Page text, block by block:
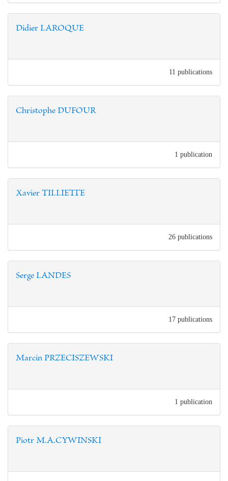
Didier LAROQUE
11 publications
Christophe DUFOUR
1 publication
Xavier TILLIETTE
26 publications
Serge LANDES
17 publications
Marcin PRZECISZEWSKI
1 publication
Piotr M.A.CYWINSKI